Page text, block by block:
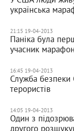
українська
21:15 19-04-2013
Паніка була
учасник
16:45 19-04-2013
Служба безпеки
терористів
14:05 19-04-2013
Один з
другого